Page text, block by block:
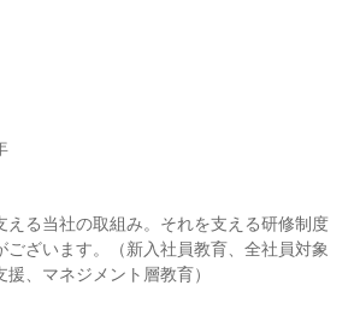
える当社の取組み。それを支える研修制度
ございます。（新入社員教育、全社員対象